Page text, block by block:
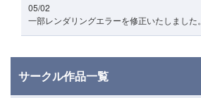
05/02
一部レンダリングエラーを修正いたしました。
サークル作品一覧